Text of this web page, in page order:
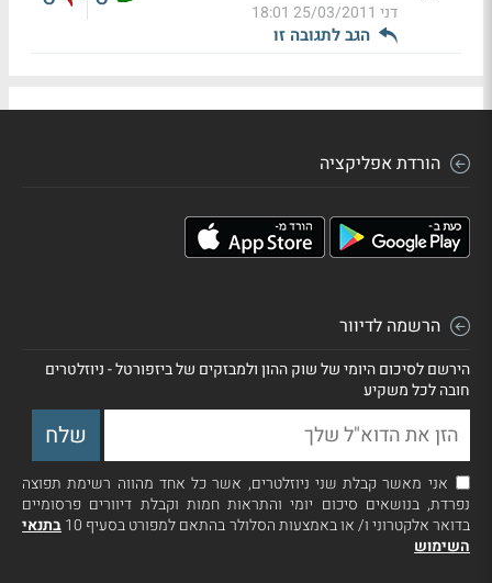
דני 25/03/2011 18:01
הגב לתגובה זו
הורדת אפליקציה
הרשמה לדיוור
הירשם לסיכום היומי של שוק ההון ולמבזקים של ביזפורטל - ניוזלטרים
חובה לכל משקיע
אני מאשר קבלת שני ניוזלטרים, אשר כל אחד מהווה רשימת תפוצה
נפרדת, בנושאים סיכום יומי והתראות חמות וקבלת דיוורים פרסומיים
בדואר אלקטרוני ו/ או באמצעות הסלולר בהתאם למפורט בסעיף 10
בתנאי
השימוש